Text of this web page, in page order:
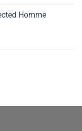
Homme